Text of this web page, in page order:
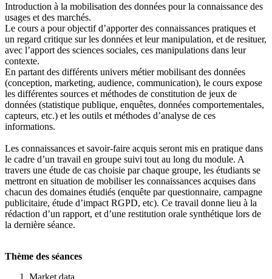
Introduction à la mobilisation des données pour la connaissance des
usages et des marchés.
Le cours a pour objectif d’apporter des connaissances pratiques et
un regard critique sur les données et leur manipulation, et de resituer,
avec l’apport des sciences sociales, ces manipulations dans leur
contexte.
En partant des différents univers métier mobilisant des données
(conception, marketing, audience, communication), le cours expose
les différentes sources et méthodes de constitution de jeux de
données (statistique publique, enquêtes, données comportementales,
capteurs, etc.) et les outils et méthodes d’analyse de ces
informations.
Les connaissances et savoir-faire acquis seront mis en pratique dans
le cadre d’un travail en groupe suivi tout au long du module. A
travers une étude de cas choisie par chaque groupe, les étudiants se
mettront en situation de mobiliser les connaissances acquises dans
chacun des domaines étudiés (enquête par questionnaire, campagne
publicitaire, étude d’impact RGPD, etc). Ce travail donne lieu à la
rédaction d’un rapport, et d’une restitution orale synthétique lors de
la dernière séance.
Thème des séances
Market data